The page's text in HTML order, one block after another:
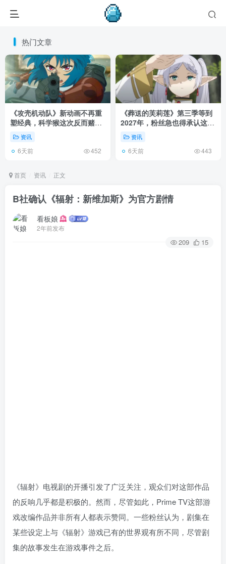
热门文章
《攻壳机动队》新动画不再重
塑经典，科学猴这次反而赌对
了！资讯
6天前 452
《葬送的芙莉莲》第三季等到
2027年，粉丝急也得承认这次
慢得有道理！
资讯
6天前 443
首页 资讯 正文
B社确认《辐射：新维加斯》为官方剧情
看板娘
2年前发布
209 15
《辐射》电视剧的开播引发了广泛关注，观众们对这部作品
的反响几乎都是积极的。然而，尽管如此，Prime TV这部游
戏改编作品并非所有人都表示赞同。一些粉丝认为，剧集在
某些设定上与《辐射》游戏已有的世界观有所不同，尽管剧
集的故事发生在游戏事件之后。